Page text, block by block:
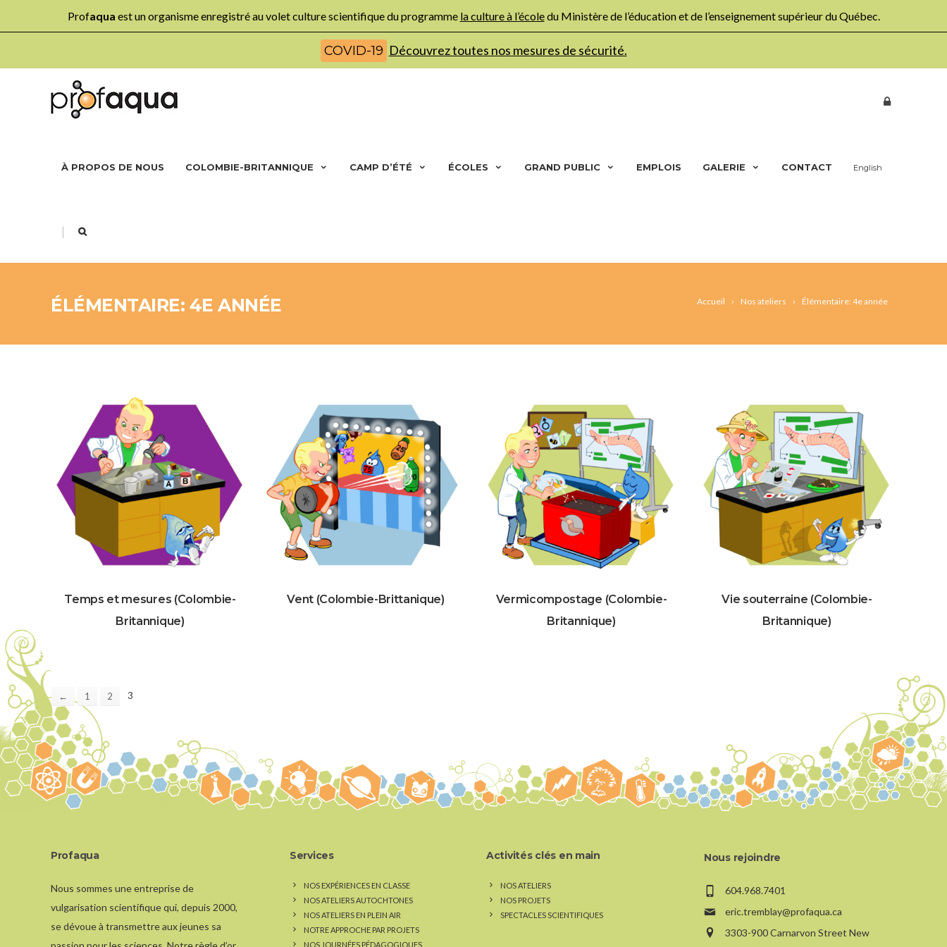
Profaqua est un organisme enregistré au volet culture scientifique du programme la culture à l’écoledu Ministère de l’éducation et de l’enseignement supérieur du Québec.
COVID-19 Découvrez toutes nos mesures de sécurité.
À PROPOS DE NOUS COLOMBIE-BRITANNIQUE CAMP D’ÉTÉ ÉCOLES GRAND PUBLIC EMPLOIS GALERIE CONTACT English
|
Accueil Nos ateliers Élémentaire: 4e année
ÉLÉMENTAIRE: 4E ANNÉE
Temps et mesures (Colombie-
Britannique)
Vent (Colombie-Brittanique)
Vermicompostage (Colombie-
Britannique)
Vie souterraine (Colombie-
Britannique)
← 1 2 3
Profaqua
Nous sommes une entreprise de
vulgarisation scientifique qui, depuis 2000,
se dévoue à transmettre aux jeunes sa
Services
NOS EXPÉRIENCES EN CLASSE
NOS ATELIERS AUTOCHTONES
NOS ATELIERS EN PLEIN AIR
NOTRE APPROCHE PAR PROJETS
NOS JOURNÉES PÉDAGOGIQUES
Activités clés en main
NOS ATELIERS
NOS PROJETS
SPECTACLES SCIENTIFIQUES
Nous rejoindre
604.968.7401
eric.tremblay@profaqua.ca
3303-900 Carnarvon Street New